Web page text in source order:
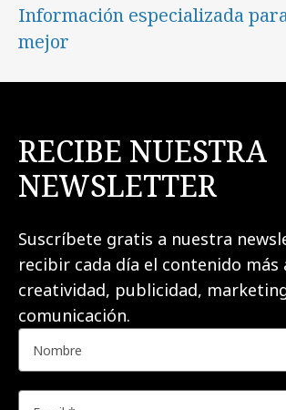
Información especializada
mejor
RECIBE NUESTRA
NEWSLETTER
Suscríbete gratis a nuestra
recibir cada día el contenido más
creatividad, publicidad,
comunicación.